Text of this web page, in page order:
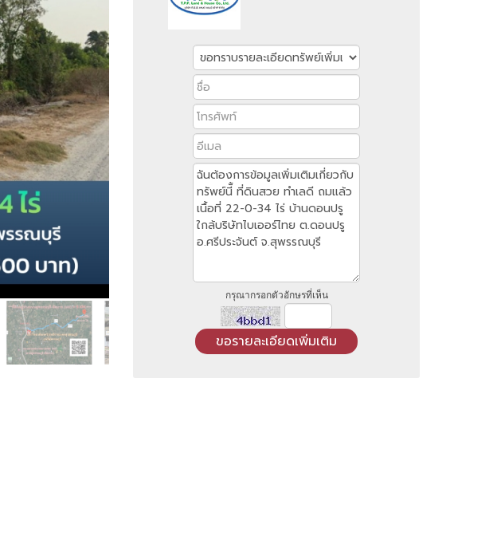
กรุณากรอกตัวอักษรที่เห็น